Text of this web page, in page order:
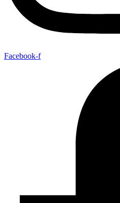
Facebook-f